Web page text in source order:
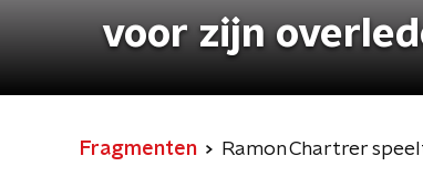
voor zijn
Fragmenten Ramon Chartrer